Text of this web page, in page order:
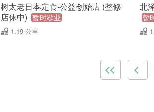
树太老日本定食-公益创始店 (整修
店休中) 暂时歇业
1.19 公里
北
暂